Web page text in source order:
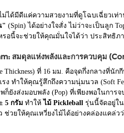
ได้มีดีแค่ความสวยงามที่ดูโฉบเฉี่ยวเท่
" (Spin) ได้อย่างใจสั่ง ไม่ว่าจะเป็นลูก
อนี้จะช่วยให้คุณมั่นใจได้ว่า ประสิทธิภ
สมดุลแห่งพลังและการควบคุม
Thickness) ที่ 16 มม. คือจุดกึ่งกลาง
ง ทำให้คุณรู้สึกถึงความนุ่มนวล (Soft
ยังส่งมอบพลัง (Pop) ที่เพียงพอในการจ
5 กรัมทำให้ ไม้ Pickleballรุ่นนี้จัดอยู่ใน
ช่วยให้คุณเหวี่ยงไม้ได้อย่างคล่องแคล่